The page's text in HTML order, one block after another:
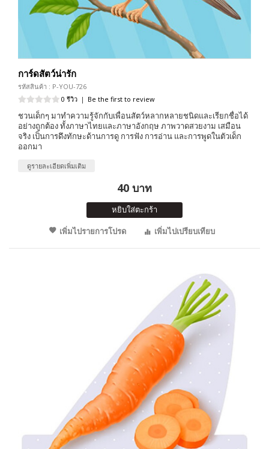
การ์ดสัตว์น่ารัก
รหัสสินค้า : P-YOU-726
0 รีวิว | Be the first to review
ชวนเด็กๆ มาทำความรู้จักกับเพื่อนสัตว์หลากหลายชนิดและเรียกชื่อได้
อย่างถูกต้อง ทั้งภาษาไทยและภาษาอังกฤษ ภาพวาดสวยงาม เสมือน
จริง เป็นการดึงทักษะด้านการดู การฟัง การอ่าน และการพูดในตัวเด็ก
ออกมา
ดูรายละเอียดเพิ่มเติม
40 บาท
หยิบใส่ตะกร้า
เพิ่มไปรายการโปรด
เพิ่มไปเปรียบเทียบ